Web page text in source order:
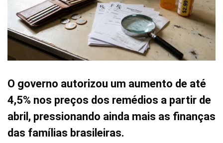
O governo autorizou um aumento de até
4,5% nos preços dos remédios a partir de
abril, pressionando ainda mais as finanças
das famílias brasileiras.